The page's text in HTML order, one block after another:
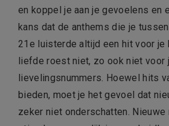
en koppel je aan je gevoelens en
kans dat de anthems die je
21e luisterde altijd een hit voor je
liefde roest niet, zo ook niet voor
lievelingsnummers. Hoewel hits
bieden, moet je het gevoel dat
zeker niet onderschatten. Nieuwe